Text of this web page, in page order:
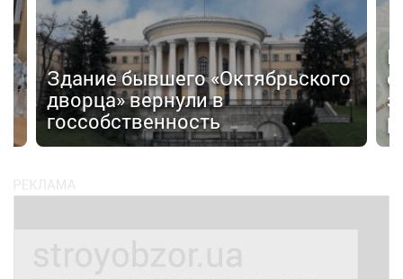
Здание бывшего «Октябрьского
дворца» вернули в
госсобственность